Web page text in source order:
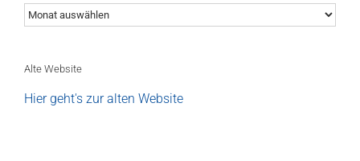
Archiv
Alte Website
Hier geht's zur alten Website